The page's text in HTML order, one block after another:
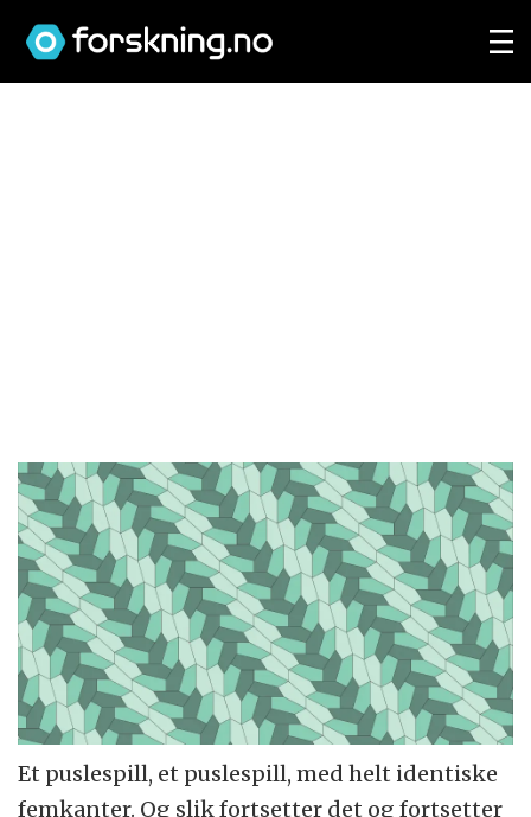
Et puslespill, et puslespill, med helt identiske
femkanter. Og slik fortsetter det og fortsetter